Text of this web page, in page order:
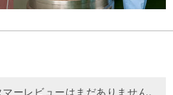
ーレビューはまだありません。